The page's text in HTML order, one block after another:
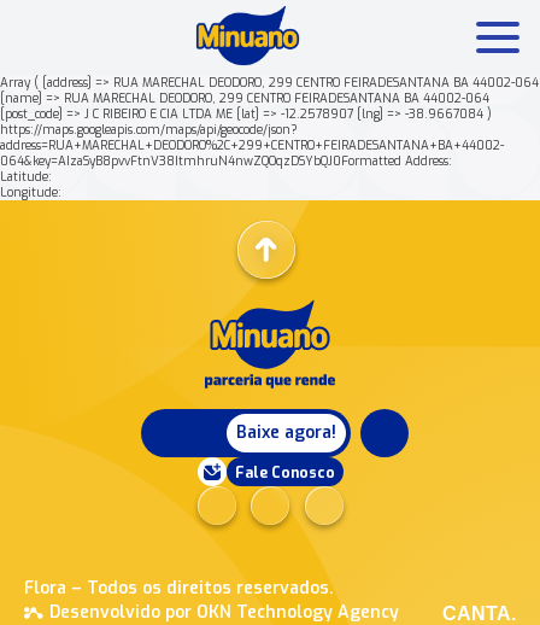
Array ( [address] => RUA MARECHAL DEODORO, 299 CENTRO FEIRADESANTANA BA 44002-064
[name] => RUA MARECHAL DEODORO, 299 CENTRO FEIRADESANTANA BA 44002-064
[post_code] => J C RIBEIRO E CIA LTDA ME [lat] => -12.2578907 [lng] => -38.9667084 )
https://maps.googleapis.com/maps/api/geocode/json?
address=RUA+MARECHAL+DEODORO%2C+299+CENTRO+FEIRADESANTANA+BA+44002-
064&key=AIzaSyB8pvvFtnV38ItmhruN4nwZQOqzDSYbQJ0Formatted Address:
Latitude:
Longitude:
Baixe agora!
Fale Conosco
Flora – Todos os direitos reservados.
Desenvolvido por OKN Technology Agency
CANTA.
Mais buscados: Produtos Minuano Rende +
Nossa história